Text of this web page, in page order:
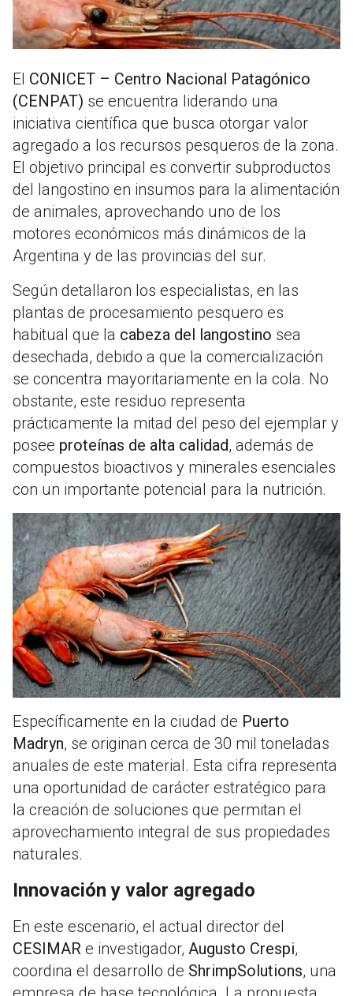
El CONICET – Centro Nacional Patagónico
(CENPAT) se encuentra liderando una
iniciativa científica que busca otorgar valor
agregado a los recursos pesqueros de la zona.
El objetivo principal es convertir subproductos
del langostino en insumos para la alimentación
de animales, aprovechando uno de los
motores económicos más dinámicos de la
Argentina y de las provincias del sur.
Según detallaron los especialistas, en las
plantas de procesamiento pesquero es
habitual que la cabeza del langostino sea
desechada, debido a que la comercialización
se concentra mayoritariamente en la cola. No
obstante, este residuo representa
prácticamente la mitad del peso del ejemplar y
posee proteínas de alta calidad, además de
compuestos bioactivos y minerales esenciales
con un importante potencial para la nutrición.
Específicamente en la ciudad de Puerto
Madryn, se originan cerca de 30 mil toneladas
anuales de este material. Esta cifra representa
una oportunidad de carácter estratégico para
la creación de soluciones que permitan el
aprovechamiento integral de sus propiedades
naturales.
Innovación y valor agregado
En este escenario, el actual director del
CESIMAR e investigador, Augusto Crespi,
coordina el desarrollo de ShrimpSolutions, una